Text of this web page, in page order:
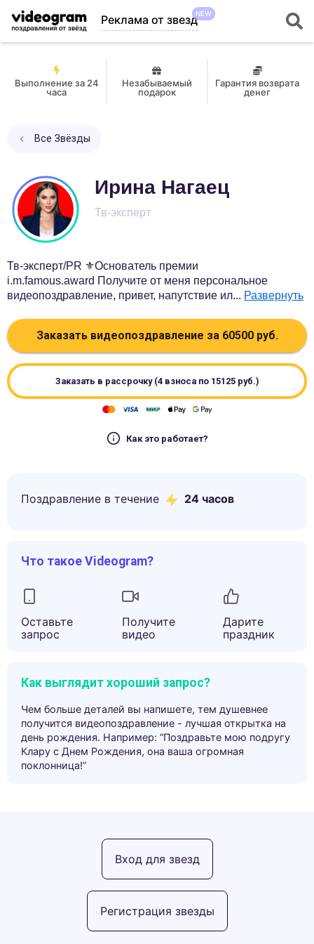
Реклама от звездNEW
Выполнение за 24
часа
Незабываемый
подарок
Гарантия возврата
денег
Все Звёзды
Ирина Нагаец
Тв-эксперт
Тв-эксперт/PR ⚜️Основатель премии
i.m.famous.award Получите от меня персональное
видеопоздравление, привет, напутствие ил... Развернуть
Заказать видеопоздравление за 60500руб.
Заказать в рассрочку (4 взноса по 15125руб.)
Как это работает?
Поздравление в течение 24 часов
Что такое Videogram?
Оставьте
запрос
Получите
видео
Дарите
праздник
Как выглядит хороший запрос?
Чем больше деталей вы напишете, тем душевнее
получится видеопоздравление - лучшая открытка на
день рождения. Например: “Поздравьте мою подругу
Клару с Днем Рождения, она ваша огромная
поклонница!”
Регистрация звезды
Вход для звезд